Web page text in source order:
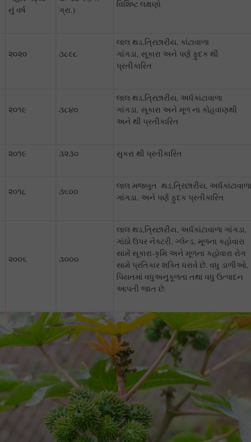
નું વર્ષ
ગ્રા.)
વિશિષ્ટ લક્ષણો
૨૦૨૦ ૩૮૯૮
લાલ થડ,ત્રિછારીય, કાંટાવાળા
ગાંગડા, સૂકારા અને પર્ણ ફુદક થી
પ્રતીકારિત
૨૦૧૯ ૩૮૪૦
લાલ થડ,ત્રિછારીય, અર્ધકાંટાવાળા
ગાંગડા, સૂકારા અને મૂળ ના કોહવાણથી
અને થી પ્રતીકારિત
૨૦૧૯ ૩૨૩૦ સુકરા થી પ્રતીકારિત
૨૦૧૮ ૩૬૦૦
લાલ મજબુત થડ,ત્રિછારીય, અર્ધકાંટાવાળા
ગાંગડા, અને પર્ણ ફુદક પ્રતીકારિત
૨૦૦૬ ૩૦૦૦
લાલ થડ,ત્રિછારીય, અર્ધકાંટાવાળા ગાંગડા,
ગાંઠો ઉપર નેક્ટરી, ગ્લેન્ડ, મૂળના કહોવારા
સામેં સૂકારા-કૃમિ અને મૂળના કહોવારા રોગ
સામે પ્રતિકાર શક્તિ ધરાવે છે. વધુ ડાળીઓ,
પિયતમાં વધુઅનુકૂળતા તથા વધુ ઉત્પાદન
આપતી જાત છે.